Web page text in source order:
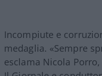
Incompiute e
medaglia. «Sempre
esclama Nicola